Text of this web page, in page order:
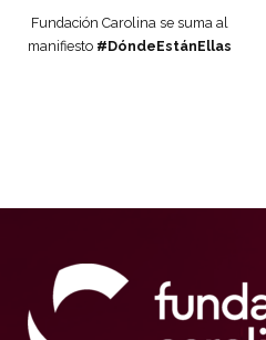
Fundación Carolina se suma al
manifiesto #DóndeEstánEllas